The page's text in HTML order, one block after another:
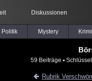
Diskussionen
Politik Mystery
59 Beiträge ▪
Rubrik